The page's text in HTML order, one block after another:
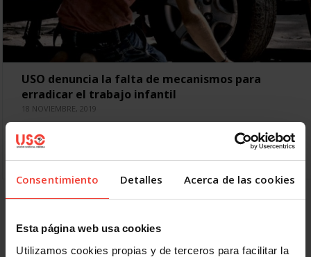
Consentimiento Detalles Acerca de las cookies
Esta página web usa cookies
Utilizamos cookies propias y de terceros para facilitar la
USO denuncia la falta de mecanismos para
erradicar el trabajo infantil
18 NOVIEMBRE, 2019
Un nuevo informe de la OIT, junto con otras agencias de las
Naciones Unidas y la OCDE, indica que el trabajo infantil
forma…
8
Siguiente